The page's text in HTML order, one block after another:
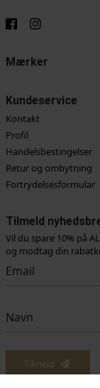
Mærker
Kundeservice
Kontakt
Profil
Handelsbestingelser
Retur og ombytning
Fortrydelsesformular
Tilmeld
Vil du spare 10% på
og modtag din
Tilmeld
website. Hvis du